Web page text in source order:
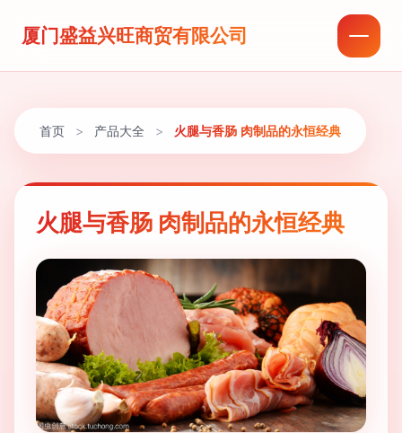
厦门盛益兴旺商贸有限公司
首页 > 产品大全 > 火腿与香肠 肉制品的永恒经典
火腿与香肠 肉制品的永恒经典